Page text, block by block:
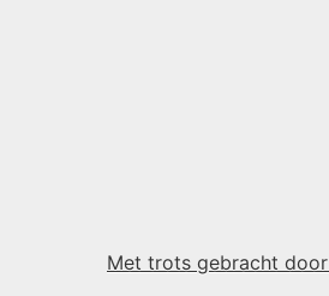
Met trots gebracht door